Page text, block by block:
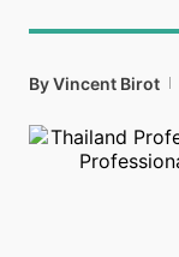
ByVincent Birot